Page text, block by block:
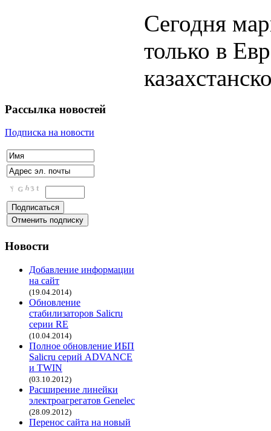
Сегодня
только в
Рассылка новостей
Подписка на новости
Новости
Добавление информации
на сайт
(19.04.2014)
Обновление
стабилизаторов Salicru
серии RE
(10.04.2014)
Полное обновление ИБП
Salicru серий ADVANCE
и TWIN
(03.10.2012)
Расширение линейки
электроагрегатов Genelec
(28.09.2012)
Перенос сайта на новый